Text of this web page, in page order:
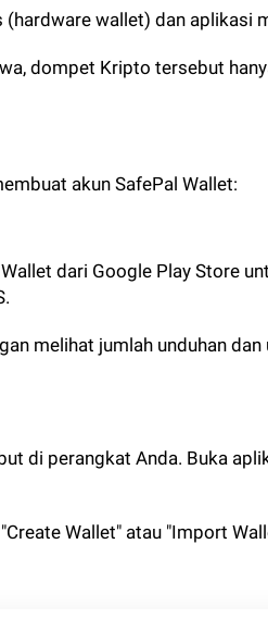
wallet) dan aplikasi
dompet Kripto tersebut
akun SafePal Wallet:
dari Google Play Store
melihat jumlah unduhan dan
di perangkat Anda. Buka
Wallet" atau "Import